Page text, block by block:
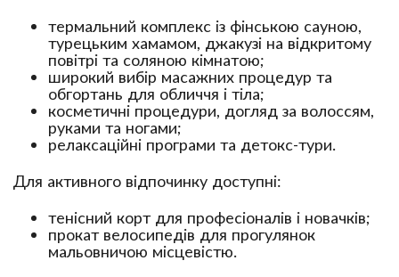
термальний комплекс із фінською сауною,
турецьким хамамом, джакузі на відкритому
повітрі та соляною кімнатою;
широкий вибір масажних процедур та
обгортань для обличчя і тіла;
косметичні процедури, догляд за волоссям,
руками та ногами;
релаксаційні програми та детокс-тури.
Для активного відпочинку доступні:
тенісний корт для професіоналів і новачків;
прокат велосипедів для прогулянок
мальовничою місцевістю.